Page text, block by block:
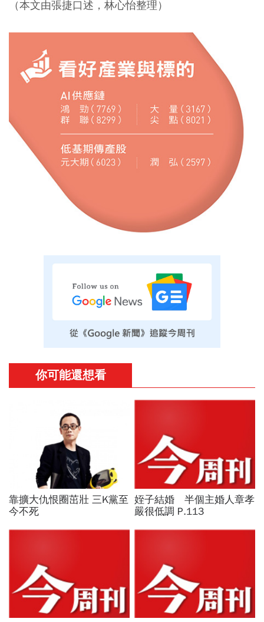
（本文由張捷口述，林心怡整理）